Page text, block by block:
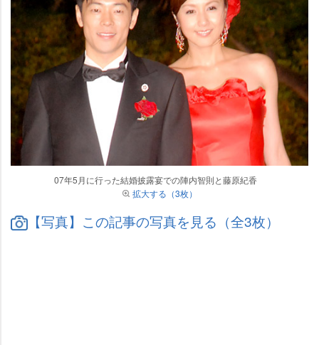
07年5月に行った結婚披露宴での陣内智則と藤原紀香
拡大する（3枚）
【写真】この記事の写真を見る（全3枚）